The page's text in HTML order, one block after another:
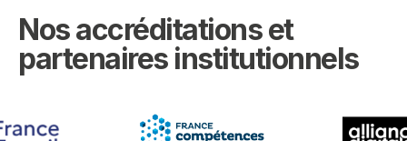
Nos accréditations et
partenaires institutionnels